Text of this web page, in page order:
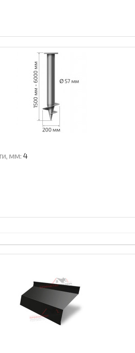
мм: 4